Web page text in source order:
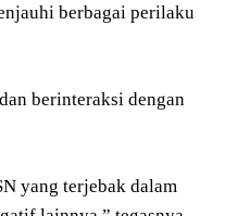
berbagai perilaku
berinteraksi dengan
yang terjebak dalam